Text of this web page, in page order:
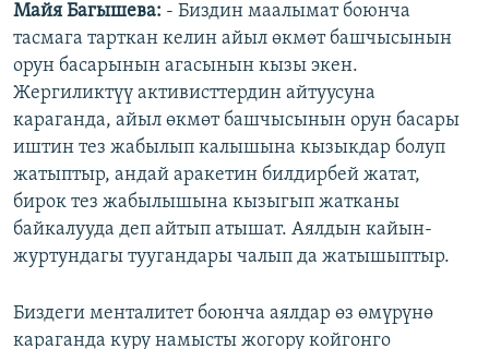
Майя Багышева: - Биздин маалымат боюнча
тасмага тарткан келин айыл өкмөт башчысынын
орун басарынын агасынын кызы экен.
Жергиликтүү активисттердин айтуусуна
караганда, айыл өкмөт башчысынын орун басары
иштин тез жабылып калышына кызыкдар болуп
жатыптыр, андай аракетин билдирбей жатат,
бирок тез жабылышына кызыгып жатканы
байкалууда деп айтып атышат. Аялдын кайын-
журтундагы туугандары чалып да жатышыптыр.
Биздеги менталитет боюнча аялдар өз өмүрүнө
караганда куру намысты жогору койгонго